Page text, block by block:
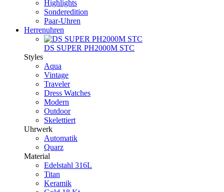
Highlights
Sonderedition
Paar-Uhren
Herrenuhren
DS SUPER PH2000M STC
Styles
Aqua
Vintage
Traveler
Dress Watches
Modern
Outdoor
Skelettiert
Uhrwerk
Automatik
Quarz
Material
Edelstahl 316L
Titan
Keramik